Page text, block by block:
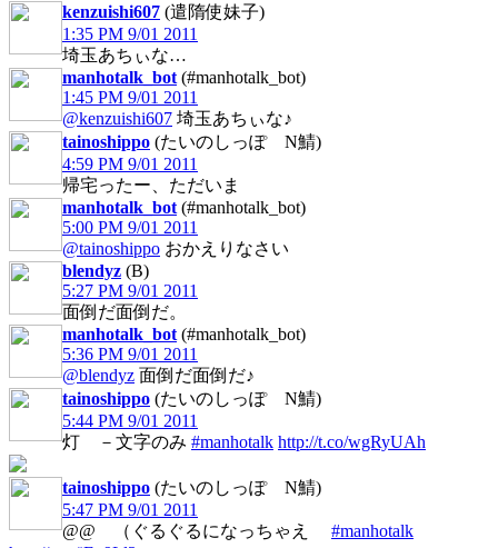
kenzuishi607 (遣隋使妹子)
1:35 PM 9/01 2011
埼玉あちぃな…
manhotalk_bot (#manhotalk_bot)
1:45 PM 9/01 2011
@kenzuishi607 埼玉あちぃな♪
tainoshippo (たいのしっぽ N鯖)
4:59 PM 9/01 2011
帰宅ったー、ただいま
manhotalk_bot (#manhotalk_bot)
5:00 PM 9/01 2011
@tainoshippo おかえりなさい
blendyz (B)
5:27 PM 9/01 2011
面倒だ面倒だ。
manhotalk_bot (#manhotalk_bot)
5:36 PM 9/01 2011
@blendyz 面倒だ面倒だ♪
tainoshippo (たいのしっぽ N鯖)
5:44 PM 9/01 2011
灯 －文字のみ #manhotalk http://t.co/wgRyUAh
tainoshippo (たいのしっぽ N鯖)
5:47 PM 9/01 2011
@@ （ぐるぐるになっちゃえ #manhotalk